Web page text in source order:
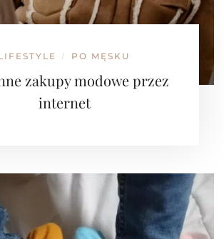
/ PO MĘSKU
zakupy modowe przez
internet